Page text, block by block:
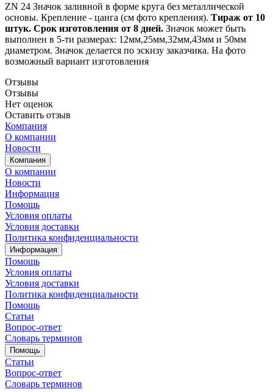
ZN 24 Значок заливной в форме круга без металлической
основы. Крепление - цанга (см фото крепления). Тираж от 10
штук. Срок изготовления от 8 дней. Значок может быть
выполнен в 5-ти размерах: 12мм,25мм,32мм,43мм и 50мм
диаметром. Значок делается по эскизу заказчика. На фото
возможный вариант изготовления
Отзывы
Отзывы
Нет оценок
Оставить отзыв
Компания
О компании
Новости
Компания
О компании
Новости
Информация
Помощь
Условия оплаты
Условия доставки
Политика конфиденциальности
Информация
Помощь
Условия оплаты
Условия доставки
Политика конфиденциальности
Помощь
Статьи
Вопрос-ответ
Словарь терминов
Помощь
Статьи
Вопрос-ответ
Словарь терминов